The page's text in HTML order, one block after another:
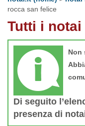
rocca san felice
Tutti i notai
Non
Di seguito
presenza di